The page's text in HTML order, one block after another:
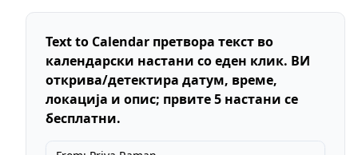
Text to Calendar претвора текст во
календарски настани со еден клик. ВИ
открива/детектира датум, време,
локација и опис; првите 5 настани се
бесплатни.